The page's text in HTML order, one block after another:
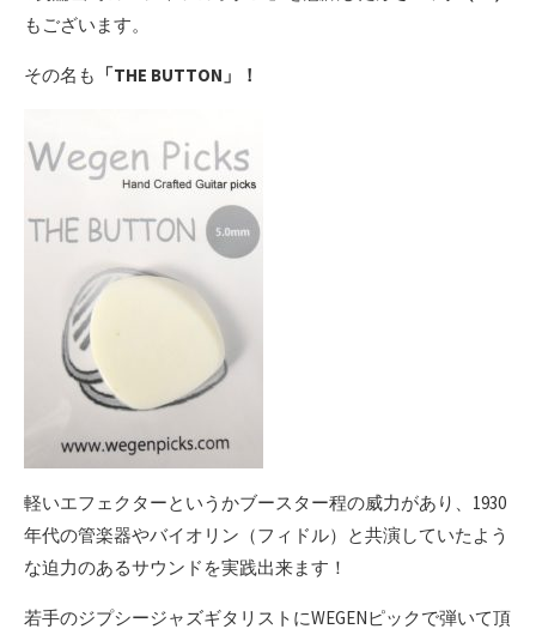
もございます。
その名も 「THE BUTTON」！
軽いエフェクターというかブースター程の威力があり、1930
年代の管楽器やバイオリン（フィドル）と共演していたよう
な迫力のあるサウンドを実践出来ます！
若手のジプシージャズギタリストにWEGENピックで弾いて頂